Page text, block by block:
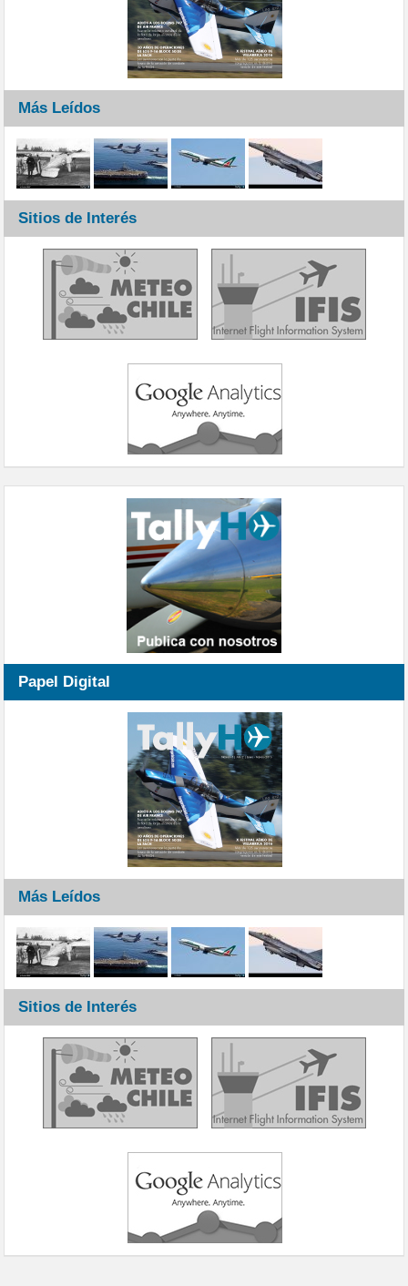
Más Leídos
Sitios de Interés
Papel Digital
Más Leídos
Sitios de Interés